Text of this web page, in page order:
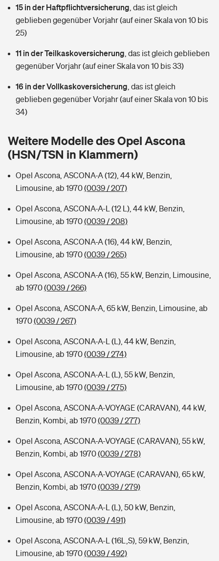
Wer versichert was: Jetzt Versicherer finden
Sie haben Fragen?
Mietkautionsversicherung
Restkreditversicherung
Zur Übersicht
Tools
Wer versichert was: Jetzt Versicherer finden
Sie haben Fragen?
Reiseversicherung
Handyversicherung
Musikinstrumentenversicherung
Zur Übersicht
Tools
Kinderunfall-Check: Mehr Sicherheit für deine Kids
Sie haben Fragen?
Zur Übersicht
Sie haben Fragen?
15 in der Haftpflichtversicherung das ist gleich
geblieben gegenüber Vorjahr (auf einer Skala von 10 bis
25)
11 in der Teilkaskoversicherung das ist gleich geblieben
gegenüber Vorjahr (auf einer Skala von 10 bis 33)
16 in der Vollkaskoversicherung das ist gleich
geblieben gegenüber Vorjahr (auf einer Skala von 10 bis
34)
Weitere Modelle des Opel Ascona
(HSN/TSN in Klammern)
Opel Ascona, ASCONA-A (12), 44 kW, Benzin,
Limousine, ab 1970(0039 / 207)
Opel Ascona, ASCONA-A-L (12 L), 44 kW, Benzin,
Limousine, ab 1970(0039 / 208)
Opel Ascona, ASCONA-A (16), 44 kW, Benzin,
Limousine, ab 1970(0039 / 265)
Opel Ascona, ASCONA-A (16), 55 kW, Benzin, Limousine,
ab 1970(0039 / 266)
Opel Ascona, ASCONA-A, 65 kW, Benzin, Limousine, ab
1970(0039 / 267)
Opel Ascona, ASCONA-A-L (L), 44 kW, Benzin,
Limousine, ab 1970(0039 / 274)
Opel Ascona, ASCONA-A-L (L), 55 kW, Benzin,
Limousine, ab 1970(0039 / 275)
Opel Ascona, ASCONA-A-VOYAGE (CARAVAN), 44 kW,
Benzin, Kombi, ab 1970(0039 / 277)
Opel Ascona, ASCONA-A-VOYAGE (CARAVAN), 55 kW,
Benzin, Kombi, ab 1970(0039 / 278)
Opel Ascona, ASCONA-A-VOYAGE (CARAVAN), 65 kW,
Benzin, Kombi, ab 1970(0039 / 279)
Opel Ascona, ASCONA-A-L (L), 50 kW, Benzin,
Limousine, ab 1970(0039 / 491)
Opel Ascona, ASCONA-A-L (16L,S), 59 kW, Benzin,
Limousine, ab 1970(0039 / 492)